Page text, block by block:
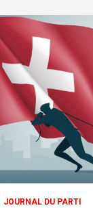
JOURNAL DU PARTI